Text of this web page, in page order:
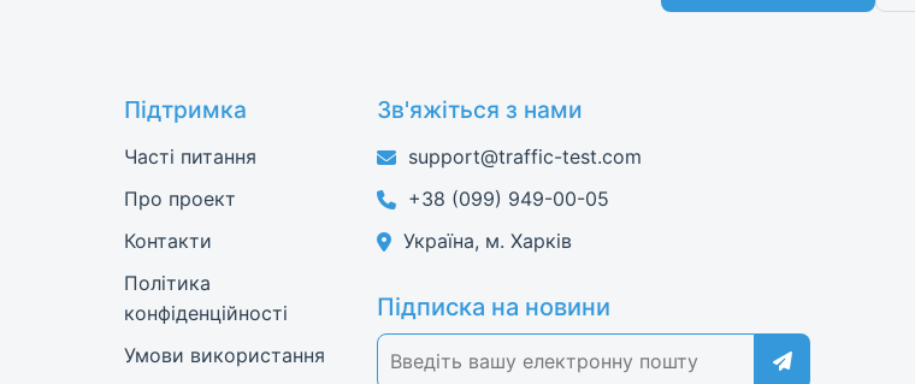
Підтримка
Часті питання
Про проект
Контакти
Політика
конфіденційності
Умови використання
Зв'яжіться з нами
support@traffic-test.com
+38 (099) 949-00-05
Україна, м. Харків
Підписка на новини